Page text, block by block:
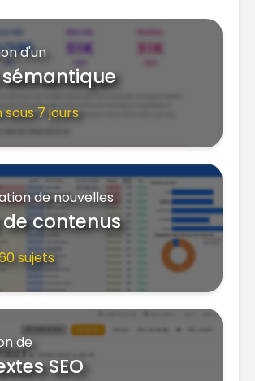
d'un
sous 7 jours
de nouvelles
de contenus
sujets
de
SEO